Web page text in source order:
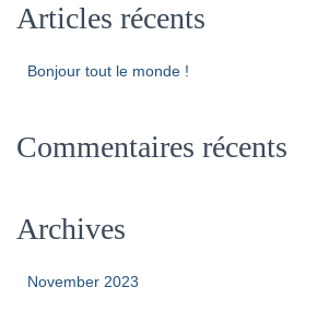
Articles récents
Bonjour tout le monde !
Commentaires récents
Archives
November 2023